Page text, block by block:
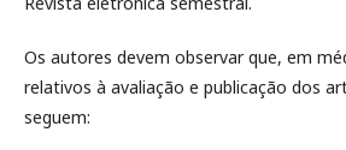
Os autores devem observar que, em
relativos à avaliação e publicação dos
seguem: